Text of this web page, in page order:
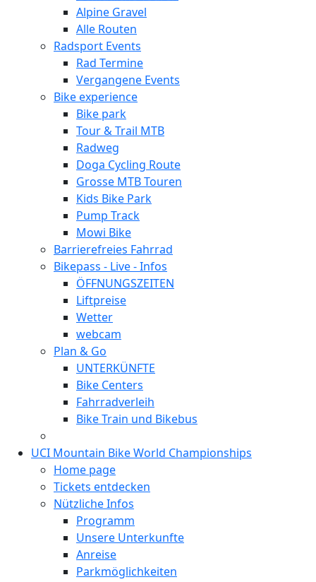
Alpine Gravel
Alle Routen
Radsport Events
Rad Termine
Vergangene Events
Bike experience
Bike park
Tour & Trail MTB
Radweg
Doga Cycling Route
Grosse MTB Touren
Kids Bike Park
Pump Track
Mowi Bike
Barrierefreies Fahrrad
Bikepass - Live - Infos
ÖFFNUNGSZEITEN
Liftpreise
Wetter
webcam
Plan & Go
UNTERKÜNFTE
Bike Centers
Fahrradverleih
Bike Train und Bikebus
UCI Mountain Bike World Championships
Home page
Tickets entdecken
Nützliche Infos
Programm
Unsere Unterkunfte
Anreise
Parkmöglichkeiten